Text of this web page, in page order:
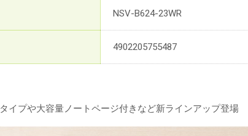
NSV-B624-23WR
4902205755487
イプや大容量ノートページ付きなど新ラインアップ登場